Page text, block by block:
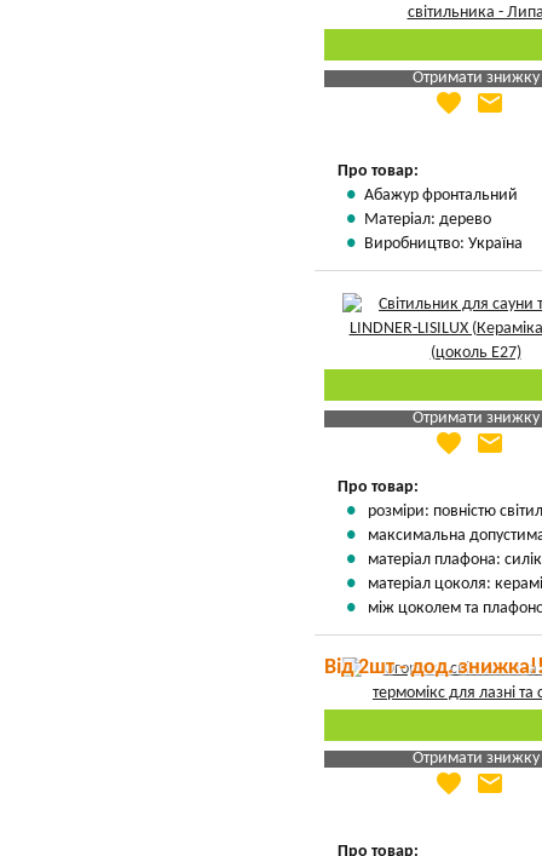
Отримати знижку
Яка Ваша ціна
favorite email
Про товар:
Абажур фронтальний
Матеріал: дерево
Виробництво: Україна
Отримати знижку
Яка Ваша ціна
favorite email
Про товар:
розміри: повністю
максимальна
матеріал плафона:
матеріал цоколя:
між цоколем та
Від 2шт - дод.
Отримати знижку
Яка Ваша ціна
favorite email
Про товар: